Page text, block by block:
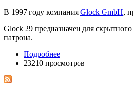
В 1997 году компания Glock GmbH,
Glock 29 предназначен для
патрона.
Подробнее
23210 просмотров